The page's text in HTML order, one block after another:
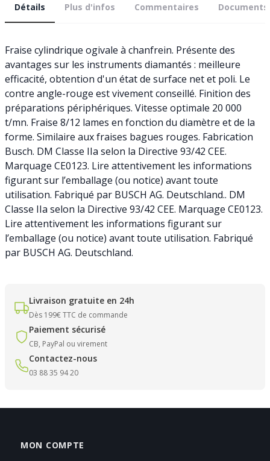
Détails Plus d'infos Commentaires Documents
Fraise cylindrique ogivale à chanfrein. Présente des
avantages sur les instruments diamantés : meilleure
efficacité, obtention d'un état de surface net et poli. Le
contre angle-rouge est vivement conseillé. Finition des
préparations périphériques. Vitesse optimale 20 000
t/mn. Fraise 8/12 lames en fonction du diamètre et de la
forme. Similaire aux fraises bagues rouges. Fabrication
Busch. DM Classe IIa selon la Directive 93/42 CEE.
Marquage CE0123. Lire attentivement les informations
figurant sur l’emballage (ou notice) avant toute
utilisation. Fabriqué par BUSCH AG. Deutschland.. DM
Classe IIa selon la Directive 93/42 CEE. Marquage CE0123.
Lire attentivement les informations figurant sur
l’emballage (ou notice) avant toute utilisation. Fabriqué
par BUSCH AG. Deutschland.
Livraison gratuite en 24h
Dès 199€ TTC de commande
Paiement sécurisé
CB, PayPal ou virement
Contactez-nous
03 88 35 94 20
MON COMPTE